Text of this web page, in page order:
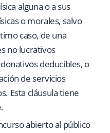
alguna o a sus
o morales, salvo
caso, de una
no lucrativos
deducibles, o
de servicios
Esta cláusula tiene
abierto al público